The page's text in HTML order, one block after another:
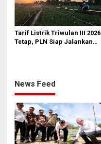
Tarif Listrik Triwulan III 2026
Tetap, PLN Siap Jalankan
News Feed